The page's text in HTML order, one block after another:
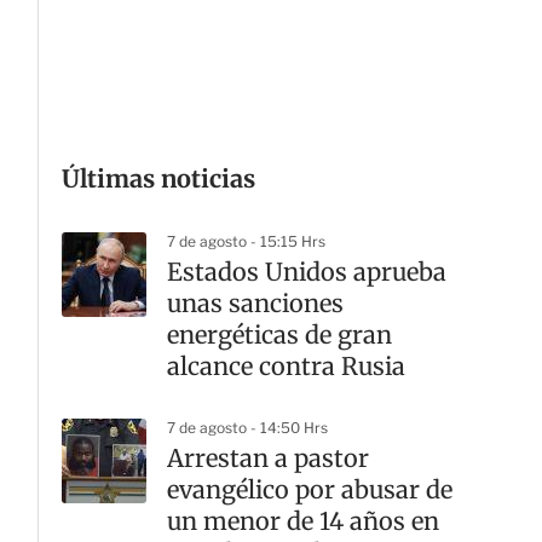
Últimas noticias
7 de agosto - 15:15 Hrs
Estados Unidos aprueba
unas sanciones
energéticas de gran
alcance contra Rusia
7 de agosto - 14:50 Hrs
Arrestan a pastor
evangélico por abusar de
un menor de 14 años en